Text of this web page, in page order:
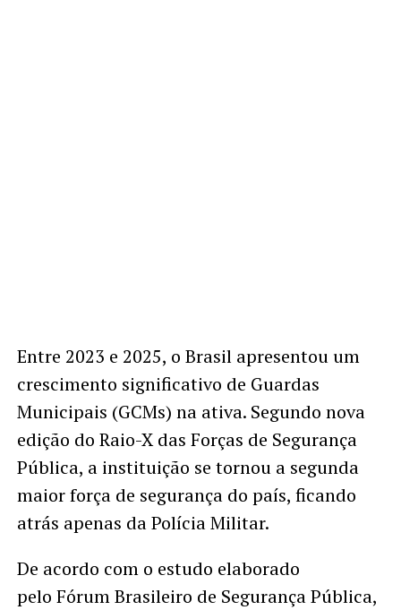
Entre 2023 e 2025, o Brasil apresentou um
crescimento significativo de Guardas
Municipais (GCMs) na ativa. Segundo nova
edição do Raio-X das Forças de Segurança
Pública, a instituição se tornou a segunda
maior força de segurança do país, ficando
atrás apenas da Polícia Militar.
De acordo com o estudo elaborado
pelo Fórum Brasileiro de Segurança Pública,